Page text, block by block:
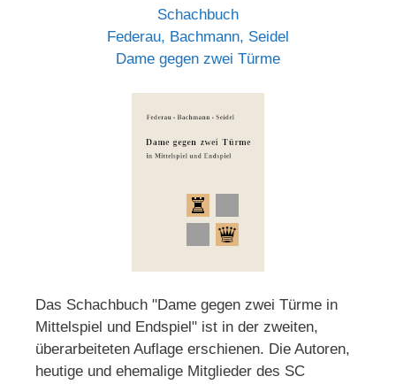
Schachbuch
Federau, Bachmann, Seidel
Dame gegen zwei Türme
Das Schachbuch "Dame gegen zwei Türme in
Mittelspiel und Endspiel" ist in der zweiten,
überarbeiteten Auflage erschienen. Die Autoren,
heutige und ehemalige Mitglieder des SC